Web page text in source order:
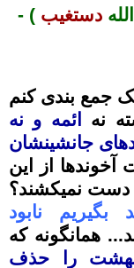
دستغیب ) -
نه
ائمه و نه
جانشینشان
آخوندها از این
نمیکشند؟
نابود
همانگونه که
بهشت را حذف